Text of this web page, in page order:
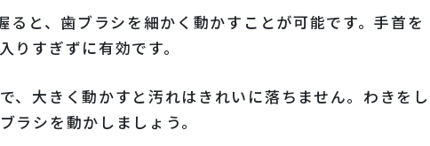
と、歯ブラシを細かく動かすことが可能です。手首を
りすぎずに有効です。
、大きく動かすと汚れはきれいに落ちません。わきをし
ラシを動かしましょう。